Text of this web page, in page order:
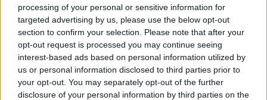
processing of your personal or sensitive information for
targeted advertising by us, please use the below opt-out
section to confirm your selection. Please note that after your
opt-out request is processed you may continue seeing
interest-based ads based on personal information utilized by
us or personal information disclosed to third parties prior to
your opt-out. You may separately opt-out of the further
disclosure of your personal information by third parties on the
«Πόσα θέλεις για το κορίτσι;»: Τουρίστας στην
Κρήτη ζητά... τιμή για να ασελγήσει σε ανήλικη, τι
καταγγέλλει ο ιδιοκτήτης επιχείρησης
07.08.2026, 18:22